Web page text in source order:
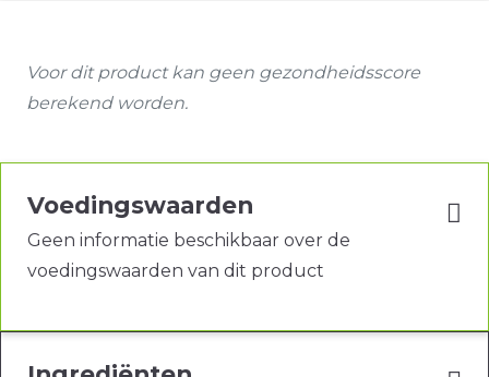
Voor dit product kan geen gezondheidsscore
berekend worden.
Voedingswaarden
Geen informatie beschikbaar over de
voedingswaarden van dit product